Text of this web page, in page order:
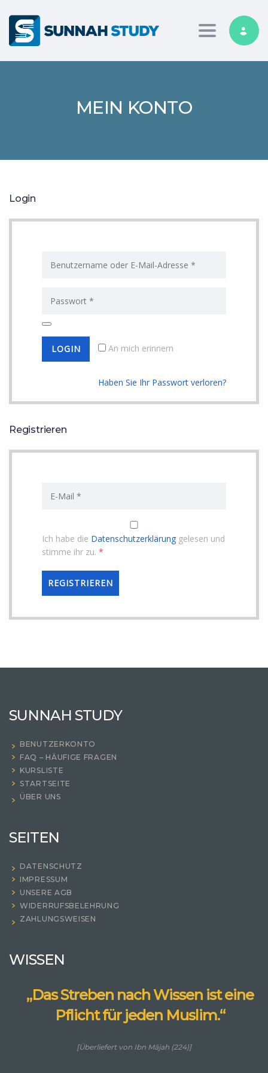
Toggle
MEIN KONTO
Login
An mich erinnern
Haben Sie Ihr Passwort verloren?
Registrieren
Ich habe die Datenschutzerklärung gelesen und
stimme ihr zu. *
SUNNAH STUDY
BENUTZERKONTO
FAQ – HÄUFIGE FRAGEN
KURSLISTE
STARTSEITE
ÜBER UNS
SEITEN
DATENSCHUTZ
IMPRESSUM
UNSERE AGB
WIDERRUFSBELEHRUNG
ZAHLUNGSWEISEN
WISSEN
„Das Streben nach Wissen ist eine
Pflicht für jeden Muslim.“
[Überliefert von Ibn Mājah (224)]